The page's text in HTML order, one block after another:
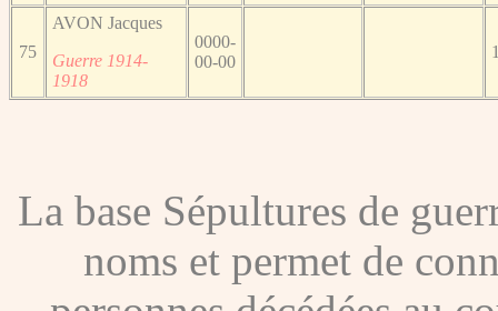
75
AVON Jacques
Guerre 1914-
1918
0000-
00-00
La base Sépultures de
noms et permet de